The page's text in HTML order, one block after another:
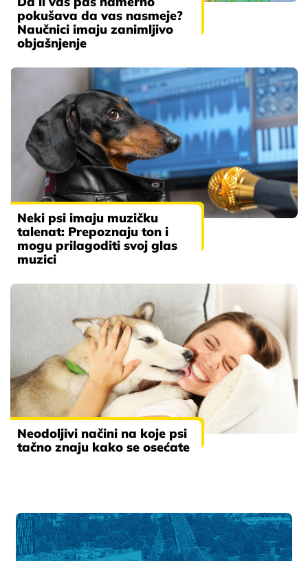
pokušava da vas nasmeje?
Naučnici imaju zanimljivo
objašnjenje
Neki psi imaju muzičku
talenat: Prepoznaju ton i
mogu prilagoditi svoj glas
muzici
Neodoljivi načini na koje psi
tačno znaju kako se osećate